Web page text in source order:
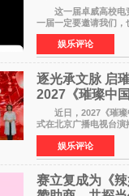
这一届卓威高校电
一届一定要邀请我们
来到现场的机会。
已经落下帷幕，在活
竞社负责人和现
娱乐评论
逐光承文脉 启
2027《璀璨中
作圆满启动
近日，2027《璀璨
式在北京广播电视台
华优秀传统文化，弘扬
格、高质感、正能量
矢志不渝的初心
娱乐评论
赛立复成为《